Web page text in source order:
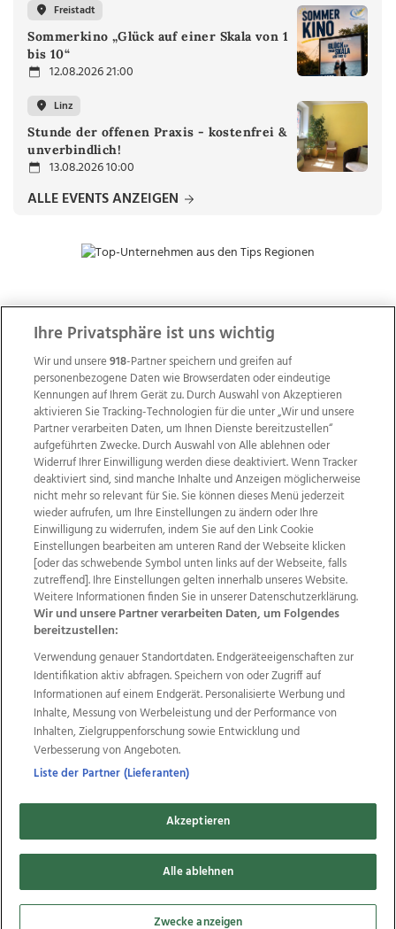
Freistadt
Sommerkino „Glück auf einer Skala von 1
bis 10“
12.08.2026 21:00
Linz
Stunde der offenen Praxis - kostenfrei &
unverbindlich!
13.08.2026 10:00
ALLE EVENTS ANZEIGEN
ZUR NACHRICHTENÜBERSICHT
Wir über uns Mediadaten Kontakt
Jobs
Datenschutz
Impressum
AGB Anzeigekunden
AGB Website
Ehrenkodex Politische Werbung
Weitere Angebote des Medienhauses Wimmer
TV1 di-mog-i.at OÖNow
Ischler Woche
Life Radio
OÖNachrichten
OÖN Immobilien
OÖN Karriere
OÖN Reise
Promenaden Galerien
Regionaljobs
wasistlos.at
Copyrights © 2026 Tips Zeitungs GmbH & Co KG
developed by11x11.net
Cookie Einstellungen bearbeiten
Ihre Privatsphäre ist uns wichtig
Wir und unsere918-Partner speichern und greifen auf
personenbezogene Daten wie Browserdaten oder eindeutige
Kennungen auf Ihrem Gerät zu. Durch Auswahl von Akzeptieren
aktivieren Sie Tracking-Technologien für die unter „Wir und unsere
Partner verarbeiten Daten, um Ihnen Dienste bereitzustellen“
aufgeführten Zwecke. Durch Auswahl von Alle ablehnen oder
Widerruf Ihrer Einwilligung werden diese deaktiviert. Wenn Tracker
deaktiviert sind, sind manche Inhalte und Anzeigen möglicherweise
nicht mehr so relevant für Sie. Sie können dieses Menü jederzeit
wieder aufrufen, um Ihre Einstellungen zu ändern oder Ihre
Einwilligung zu widerrufen, indem Sie auf den Link Cookie
Einstellungen bearbeiten am unteren Rand der Webseite klicken
[oder das schwebende Symbol unten links auf der Webseite, falls
zutreffend]. Ihre Einstellungen gelten innerhalb unseres Website.
Weitere Informationen finden Sie in unserer Datenschutzerklärung.
Wir und unsere Partner verarbeiten Daten, um Folgendes
bereitzustellen:
Verwendung genauer Standortdaten. Endgeräteeigenschaften zur
Identifikation aktiv abfragen. Speichern von oder Zugriff auf
Informationen auf einem Endgerät. Personalisierte Werbung und
Inhalte, Messung von Werbeleistung und der Performance von
Inhalten, Zielgruppenforschung sowie Entwicklung und
Verbesserung von Angeboten.
Liste der Partner (Lieferanten)
Akzeptieren
Alle ablehnen
Zwecke anzeigen